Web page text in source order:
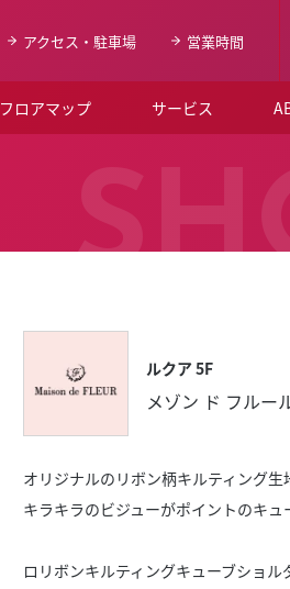
アクセス・駐車場 営業時間
フロアマップ サービス
SNSアカウ
LUCUAブラ
スタッフ募
ルクア 5F
メゾン ド フルー
オリジナルのリボン柄キルティング
キラキラのビジューがポイントのキ
ロリボンキルティングキューブショル